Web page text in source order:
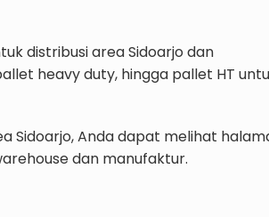
distribusi area Sidoarjo dan
heavy duty, hingga pallet HT
Sidoarjo, Anda dapat melihat
dan manufaktur.